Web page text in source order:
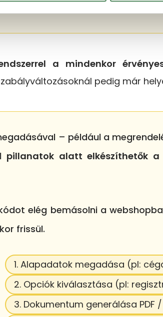
akkor válts most,
a mindenkor
pedig már
– például a
pillanatok alatt elkészíthetők a
elég bemásolni a
frissül.
1. Alapadatok megadása (pl:
2. Opciók kiválasztása (pl:
3. Dokumentum generálása PDF /